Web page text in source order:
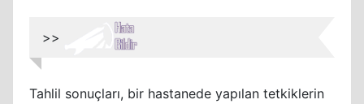
>>
Tahlil sonuçları, bir hastanede yapılan tetkiklerin